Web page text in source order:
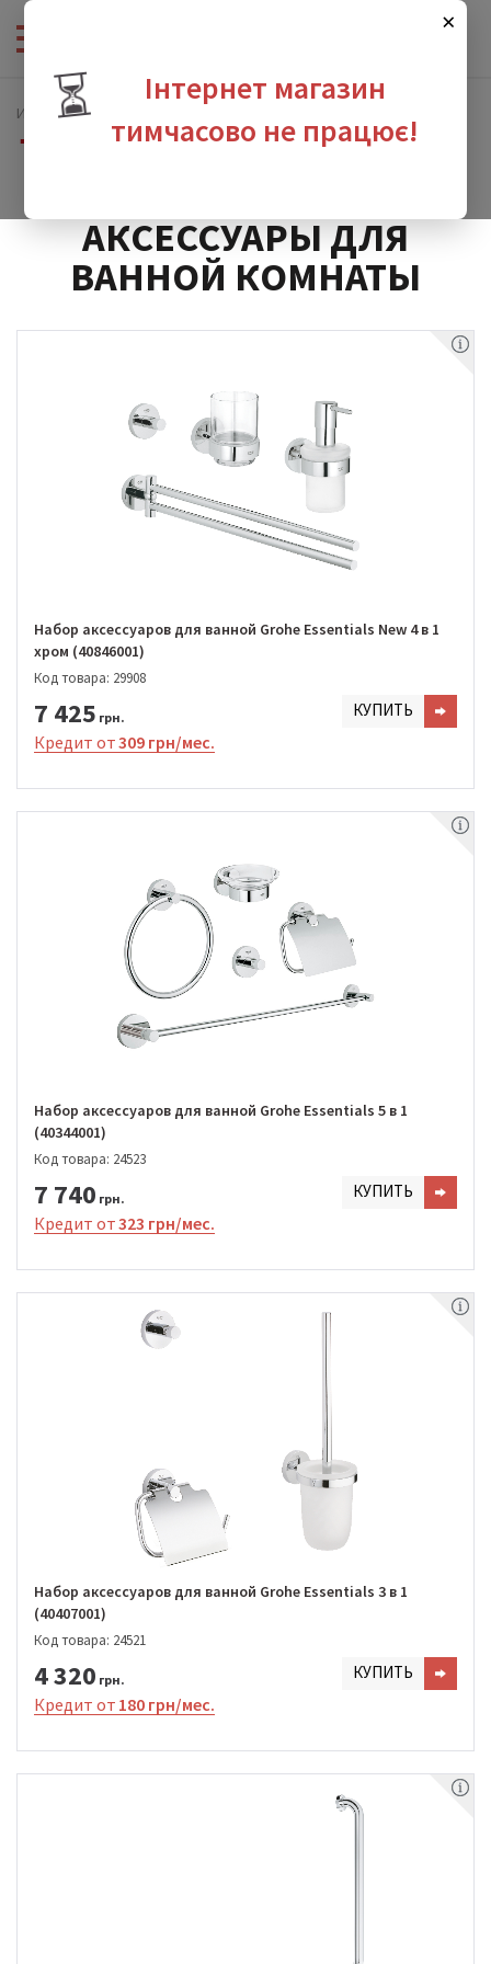
×
⏳
Інтернет магазин
тимчасово не працює!
Интернет-магазин сантехники
Аксессуары для ванной комнаты
АКСЕССУАРЫ ДЛЯ
ВАННОЙ КОМНАТЫ
Набор аксессуаров для ванной Grohe Essentials New 4 в 1
хром (40846001)
Код товара: 29908
7 425 грн. КУПИТЬ
Кредит от309 грн/мес.
Набор аксессуаров для ванной Grohe Essentials 5 в 1
(40344001)
Код товара: 24523
7 740 грн. КУПИТЬ
Кредит от323 грн/мес.
Набор аксессуаров для ванной Grohe Essentials 3 в 1
(40407001)
Код товара: 24521
4 320 грн. КУПИТЬ
Кредит от 180 грн/мес.